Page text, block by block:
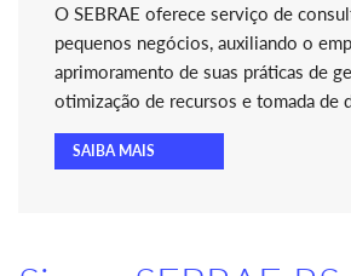
O SEBRAE oferece serviço de
pequenos negócios, auxiliando o
aprimoramento de suas práticas de
otimização de recursos e tomada de
SAIBA MAIS